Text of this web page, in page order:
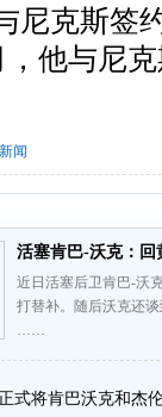
尼克斯签
，他与尼
闻
活塞肯巴-沃克：回
近日活塞后卫肯巴-沃
打替补。随后沃克还
……
式将肯巴沃克和杰